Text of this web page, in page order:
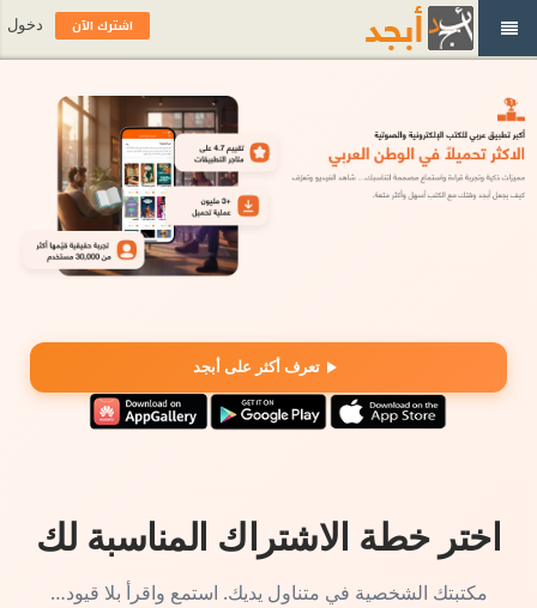
تعرف أكثر على أبجد
اختر خطة الاشتراك المناسبة لك
مكتبتك الشخصية في متناول يديك. استمع واقرأ بلا قيود…
اشترك الآن دخول